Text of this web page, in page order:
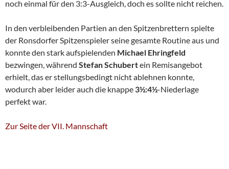
noch einmal für den 3:3-Ausgleich, doch es sollte nicht reichen.
In den verbleibenden Partien an den Spitzenbrettern spielte
der Ronsdorfer Spitzenspieler seine gesamte Routine aus und
konnte den stark aufspielenden Michael Ehringfeld
bezwingen, während Stefan Schubertein Remisangebot
erhielt, das er stellungsbedingt nicht ablehnen konnte,
wodurch aber leider auch die knappe 3½:4½-Niederlage
perfekt war.
Zur Seite der VII. Mannschaft